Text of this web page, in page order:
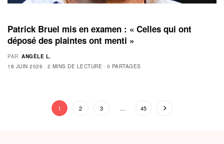
Patrick Bruel mis en examen : « Celles qui ont
déposé des plaintes ont menti »
PAR ANGÈLE L.
18 JUIN 2026
2 MINS DE LECTURE 0 PARTAGES
1 2 3 … 45